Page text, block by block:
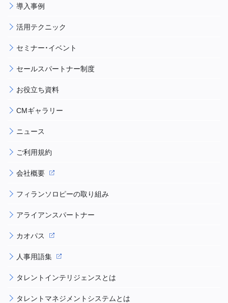
導入事例
活用テクニック
セミナー・イベント
セールスパートナー制度
お役立ち資料
CMギャラリー
ニュース
ご利用規約
会社概要
フィランソロピーの取り組み
アライアンスパートナー
カオパス
人事用語集
タレントインテリジェンスとは
タレントマネジメントシステムとは